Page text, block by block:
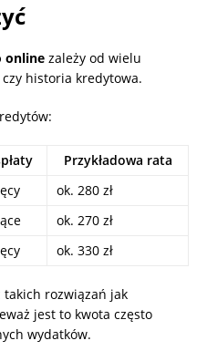
online zależy od wielu
historia kredytowa.
Przykładowa rata
ok. 280 zł
ok. 270 zł
ok. 330 zł
rozwiązań jak
jest to kwota często
wydatków.